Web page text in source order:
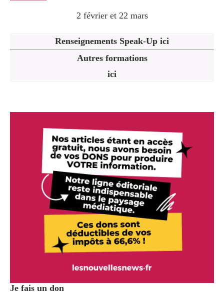
2 février et 22 mars
Renseignements Speak-Up ici
Autres formations
ici
Je fais un don